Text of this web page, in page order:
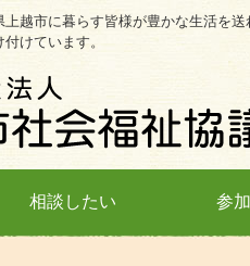
越市に暮らす皆様が豊かな生活を
けています。
相談したい 参